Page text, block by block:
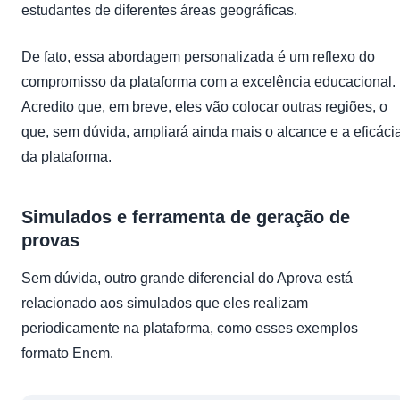
estudantes de diferentes áreas geográficas.
De fato, essa abordagem personalizada é um reflexo do
compromisso da plataforma com a excelência educacional.
Acredito que, em breve, eles vão colocar outras regiões, o
que, sem dúvida, ampliará ainda mais o alcance e a
da plataforma.
Simulados e ferramenta de geração de
provas
Sem dúvida, outro grande diferencial do Aprova está
relacionado aos simulados que eles realizam
periodicamente na plataforma, como esses exemplos
formato Enem.